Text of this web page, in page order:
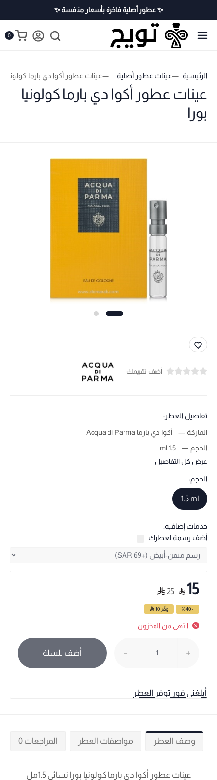
✨ عطور أصلية فاخرة بأسعار منافسة ✨
0
الرئيسية عينات عطور أصلية عينات عطور أكوا دي بارما كولونيا
عينات عطور أكوا دي بارما كولونيا
بورا
أضف تقييمك
تفاصيل العطر:
الماركة
أكوا دي بارما Acqua di Parma
الحجم
1.5 ml
عرض كل التفاصيل
الحجم:
1.5 ml
خدمات إضافية:
أضف رسمة لعطرك
15
25
- 40 % وفّر 10
انتهى من المخزون
أضف للسلة
أبلغني فور توفر العطر
وصف العطر مواصفات العطر المراجعات 0
عينات عطور أكوا دي بارما كولونيا بورا نسائي 1.5مل